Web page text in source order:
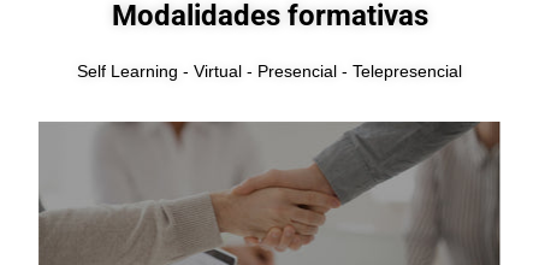
Modalidades formativas
Self Learning - Virtual - Presencial - Telepresencial